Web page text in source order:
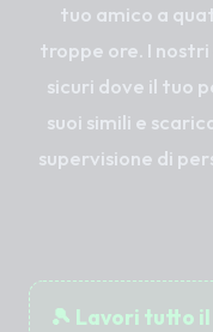
tuo amico a
troppe ore. I
sicuri dove il tuo
suoi simili e
supervisione di
🎾 Lavori tutto